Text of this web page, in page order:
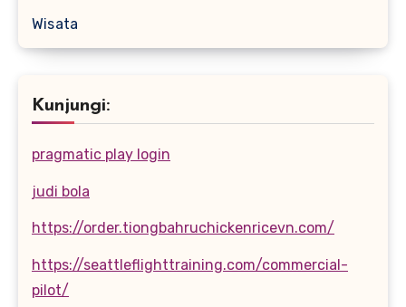
Wisata
Kunjungi:
pragmatic play login
judi bola
https://order.tiongbahruchickenricevn.com/
https://seattleflighttraining.com/commercial-
pilot/